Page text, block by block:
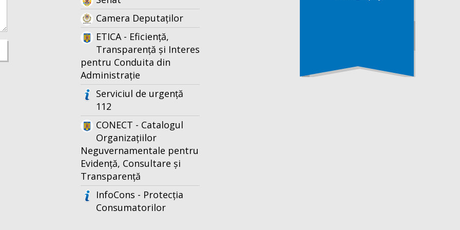
Camera Deputaților
ETICA - Eficiență,
Transparență și Interes
pentru Conduita din
Administrație
Serviciul de urgență
112
CONECT - Catalogul
Organizațiilor
Neguvernamentale pentru
Evidență, Consultare și
Transparență
InfoCons - Protecția
Consumatorilor